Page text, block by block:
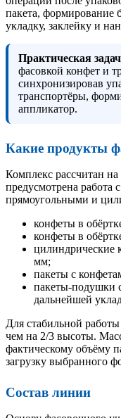
пакета, формирование
укладку, заклейку и
Практическая
фасовкой конфет и
синхронизировав
транспортёры,
аппликатор.
Какие продукты
Комплекс рассчитан
предусмотрена
прямоугольными и
конфеты в
конфеты в
цилиндрические
мм;
пакеты с
пакеты-подушки
дальнейшей
Для стабильной
чем на 2/3 высоты.
фактическому объёму
загрузку выбранного
Состав линии